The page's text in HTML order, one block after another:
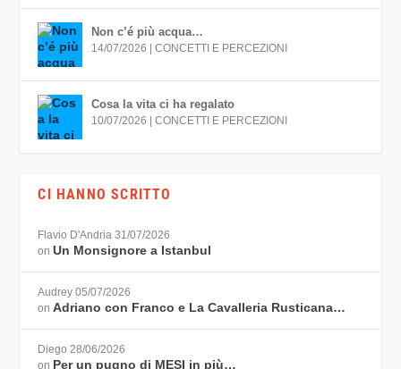
Non c’é più acqua…
14/07/2026 |CONCETTI E PERCEZIONI
Cosa la vita ci ha regalato
10/07/2026 |CONCETTI E PERCEZIONI
CI HANNO SCRITTO
Flavio D'Andria 31/07/2026
onUn Monsignore a Istanbul
Audrey 05/07/2026
onAdriano con Franco e La Cavalleria Rusticana…
Diego 28/06/2026
on Per un pugno di MESI in più…